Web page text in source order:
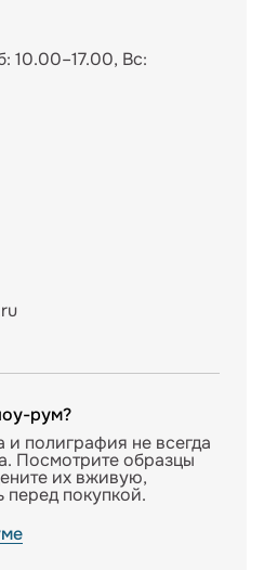
10.00–17.00, Вс:
рум?
полиграфия не всегда
Посмотрите образцы
их вживую,
перед покупкой.